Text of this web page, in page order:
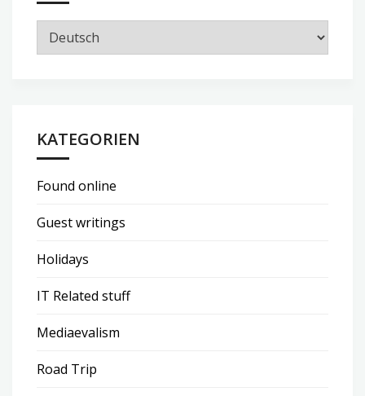
KATEGORIEN
Found online
Guest writings
Holidays
IT Related stuff
Mediaevalism
Road Trip